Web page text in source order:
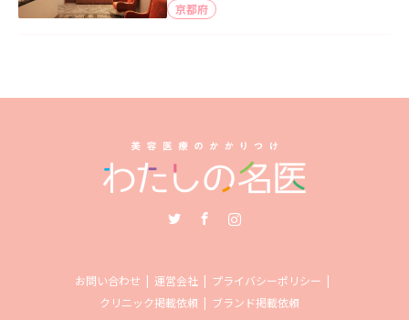
京都府
お問い合わせ 運営会社
プライバシーポリシー
クリニック掲載依頼
ブランド掲載依頼